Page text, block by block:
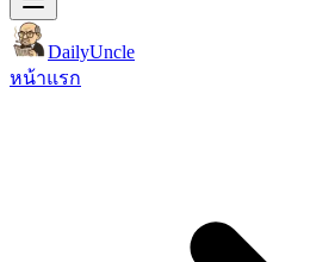
DailyUncle
หน้าแรก